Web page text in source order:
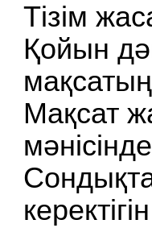
Тізім
Қойын
Мақсат